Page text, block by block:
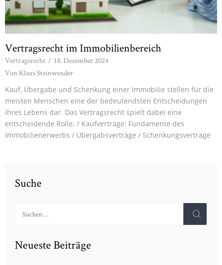
Vertragsrecht im Immobilienbereich
Vertragsrecht / 18. Dezember 2024
Von Klaus Steinwender
Kauf, Übergabe und Schenkung einer Immobilie stellen für die
meisten Menschen eine der bedeutendsten Entscheidungen
ihres Lebens dar. Das Vertragsrecht spielt dabei eine
entscheidende Rolle. / Kaufverträge: Fundamente des
Immobilienerwerbs / Übergabsverträge / Schenkungsverträge
Suche
Neueste Beiträge